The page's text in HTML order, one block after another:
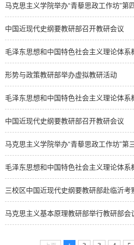
部开展“理响中国”理论学习分享会（九）
马克思主义学院举办“青藜思政工作坊”第
中国近现代史纲要教研部召开教研会议
毛泽东思想和中国特色社会主义理论体系
部召开教研会议
形势与政策教研部举办虚拟教研活动
毛泽东思想和中国特色社会主义理论体系
部召开教研会议
中国近现代史纲要教研部召开教研会议
马克思主义学院举办“青藜思政工作坊”第
毛泽东思想和中国特色社会主义理论体系
部召开教研会议
三校区中国近现代史纲要教研部赴临沂考
现场教学研讨活动
马克思主义基本原理教研部举行教研部会